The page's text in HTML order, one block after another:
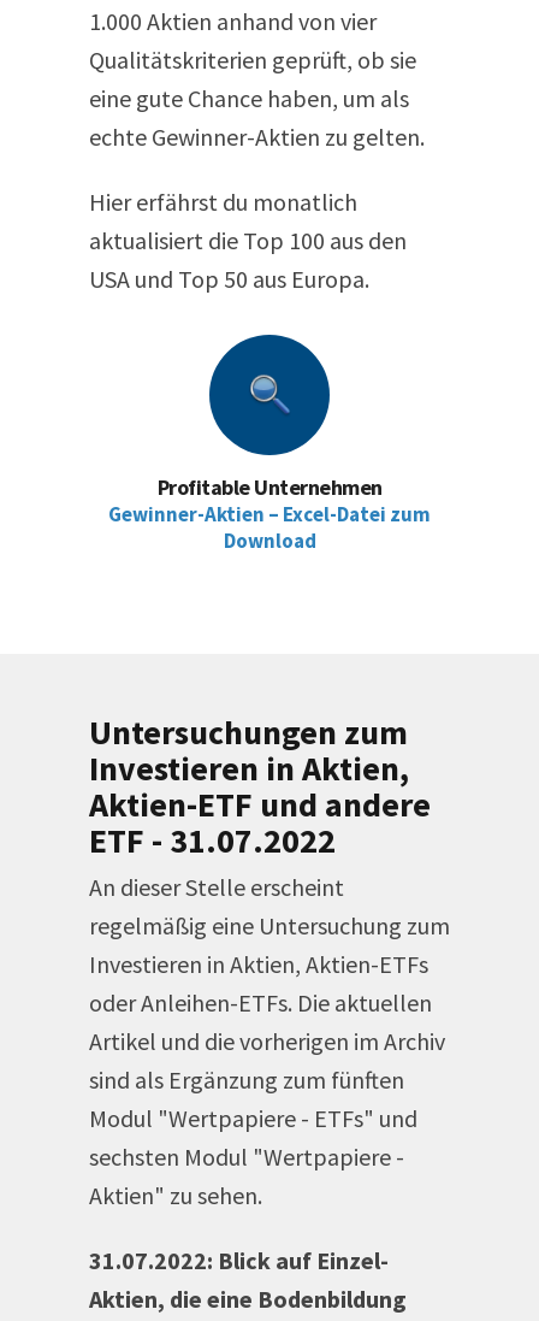
1.000 Aktien anhand von vier
Qualitätskriterien geprüft, ob sie
eine gute Chance haben, um als
echte Gewinner-Aktien zu gelten.
Hier erfährst du monatlich
aktualisiert die Top 100 aus den
USA und Top 50 aus Europa.
Profitable Unternehmen
Gewinner-Aktien – Excel-Datei zum
Download
Untersuchungen zum
Investieren in Aktien,
Aktien-ETF und andere
ETF - 31.07.2022
An dieser Stelle erscheint
regelmäßig eine Untersuchung zum
Investieren in Aktien, Aktien-ETFs
oder Anleihen-ETFs. Die aktuellen
Artikel und die vorherigen im Archiv
sind als Ergänzung zum fünften
Modul "Wertpapiere - ETFs" und
sechsten Modul "Wertpapiere -
Aktien" zu sehen.
31.07.2022: Blick auf Einzel-
Aktien, die eine Bodenbildung